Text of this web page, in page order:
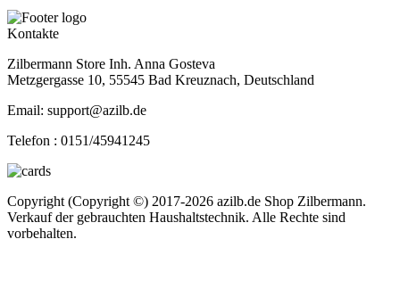
Kontakte
Zilbermann Store Inh. Anna Gosteva
Metzgergasse 10, 55545 Bad Kreuznach, Deutschland
Email: support@azilb.de
Telefon : 0151/45941245
Copyright (Copyright ©) 2017-2026 azilb.de Shop Zilbermann.
Verkauf der gebrauchten Haushaltstechnik. Alle Rechte sind
vorbehalten.